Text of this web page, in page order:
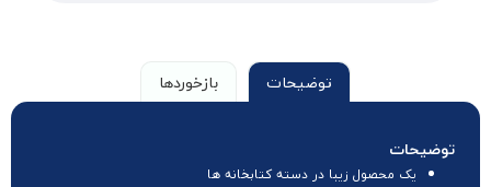
توضیحات بازخوردها
توضیحات
یک محصول زیبا در دسته کتابخانه ها